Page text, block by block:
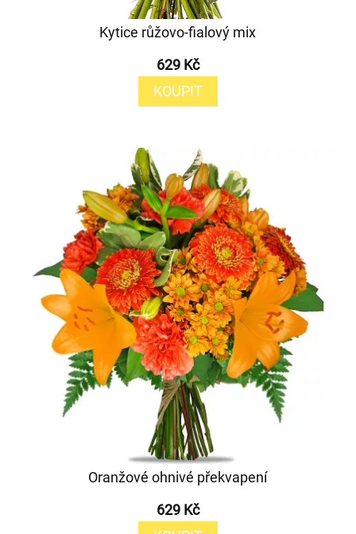
Kytice růžovo-fialový mix
629 Kč
KOUPIT
Oranžové ohnivé překvapení
629 Kč